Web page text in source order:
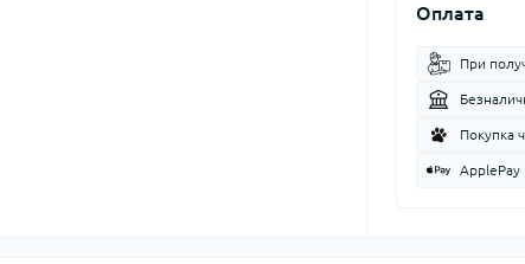
Оплата
При
Покупка
ApplePay